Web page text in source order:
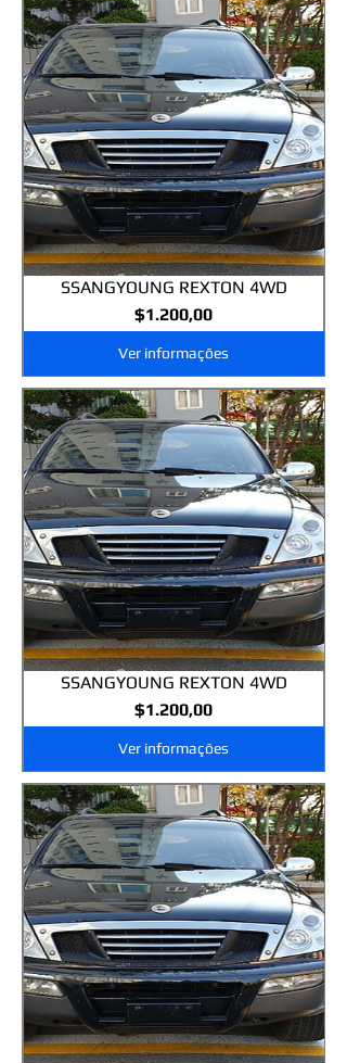
SSANGYOUNG REXTON 4WD
$1.200,00Preço
Ver informações
SSANGYOUNG REXTON 4WD
$1.200,00Preço
Ver informações